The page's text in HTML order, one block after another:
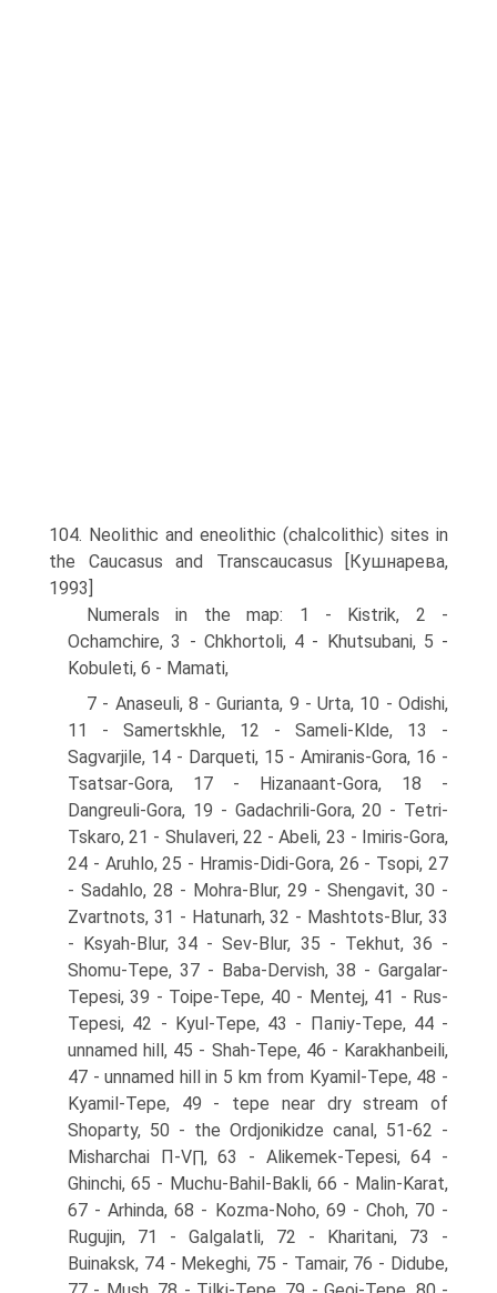
104. Neolithic and eneolithic (chalcolithic) sites in
the Caucasus and Transcaucasus [Кушнарева,
1993]
Numerals in the map: 1 - Kistrik, 2 -
Ochamchire, 3 - Chkhortoli, 4 - Khutsubani, 5 -
Kobuleti, 6 - Mamati,
7 - Anaseuli, 8 - Gurianta, 9 - Urta, 10 - Odishi,
11 - Samertskhle, 12 - Sameli-Klde, 13 -
Sagvarjile, 14 - Darqueti, 15 - Amiranis-Gora, 16 -
Tsatsar-Gora, 17 - Hizanaant-Gora, 18 -
Dangreuli-Gora, 19 - Gadachrili-Gora, 20 - Tetri-
Tskaro, 21 - Shulaveri, 22 - Abeli, 23 - Imiris-Gora,
24 - Aruhlo, 25 - Hramis-Didi-Gora, 26 - Tsopi, 27
- Sadahlo, 28 - Mohra-Blur, 29 - Shengavit, 30 -
Zvartnots, 31 - Hatunarh, 32 - Mashtots-Blur, 33
- Ksyah-Blur, 34 - Sev-Blur, 35 - Tekhut, 36 -
Shomu-Tepe, 37 - Baba-Dervish, 38 - Gargalar-
Tepesi, 39 - Toipe-Tepe, 40 - Mentej, 41 - Rus-
Tepesi, 42 - Kyul-Tepe, 43 - Папіу-Тере, 44 -
unnamed hill, 45 - Shah-Tepe, 46 - Karakhanbeili,
47 - unnamed hill in 5 km from Kyamil-Tepe, 48 -
Kyamil-Tepe, 49 - tepe near dry stream of
Shoparty, 50 - the Ordjonikidze canal, 51-62 -
Misharchai Π-V∏, 63 - Alikemek-Tepesi, 64 -
Ghinchi, 65 - Muchu-Bahil-Bakli, 66 - Malin-Karat,
67 - Arhinda, 68 - Kozma-Noho, 69 - Choh, 70 -
Rugujin, 71 - Galgalatli, 72 - Kharitani, 73 -
Buinaksk, 74 - Mekeghi, 75 - Tamair, 76 - Didube,